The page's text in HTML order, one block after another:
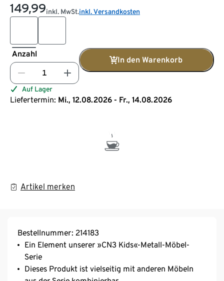
149,99inkl. MwSt.inkl. Versandkosten
Anzahl
In den Warenkorb
Auf Lager
Liefertermin: Mi., 12.08.2026 - Fr., 14.08.2026
Artikel merken
Bestellnummer: 214183
Ein Element unserer »CN3 Kids«-Metall-Möbel-
Serie
Dieses Produkt ist vielseitig mit anderen Möbeln